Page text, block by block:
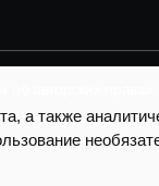
а также